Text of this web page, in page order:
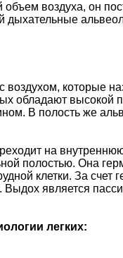
воздуха, он
дыхательные
воздухом, которые
обладают
В полость же
на
полостью. Она
клетки. За счет
является
легких: